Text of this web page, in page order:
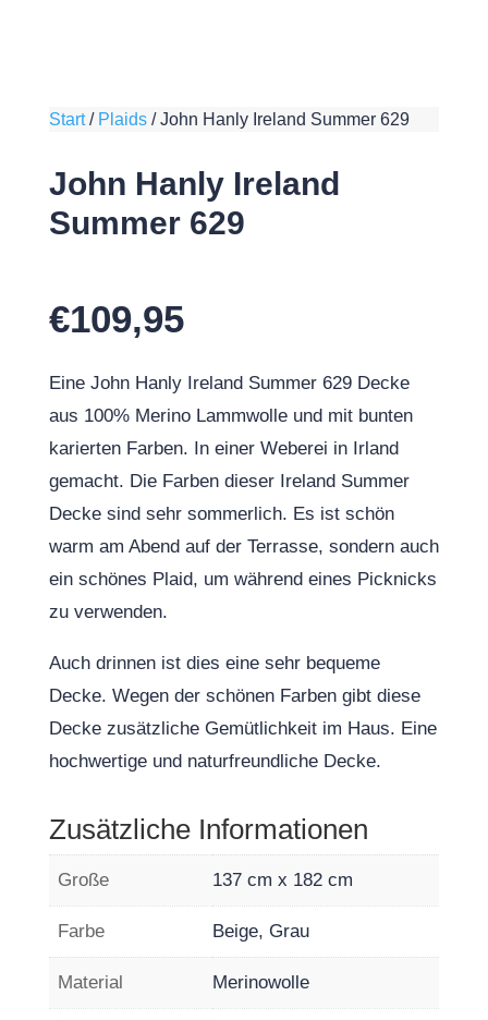
Start/ Plaids/John Hanly Ireland Summer 629
John Hanly Ireland
Summer 629
€109,95
Eine John Hanly Ireland Summer 629 Decke
aus 100% Merino Lammwolle und mit bunten
karierten Farben. In einer Weberei in Irland
gemacht. Die Farben dieser Ireland Summer
Decke sind sehr sommerlich. Es ist schön
warm am Abend auf der Terrasse, sondern auch
ein schönes Plaid, um während eines Picknicks
zu verwenden.
Auch drinnen ist dies eine sehr bequeme
Decke. Wegen der schönen Farben gibt diese
Decke zusätzliche Gemütlichkeit im Haus. Eine
hochwertige und naturfreundliche Decke.
Zusätzliche Informationen
Große 137 cm x 182 cm
Farbe Beige, Grau
Material Merinowolle